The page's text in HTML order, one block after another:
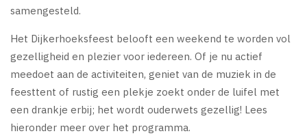
samengesteld.
Het Dijkerhoeksfeest belooft een weekend te worden vol
gezelligheid en plezier voor iedereen. Of je nu actief
meedoet aan de activiteiten, geniet van de muziek in de
feesttent of rustig een plekje zoekt onder de luifel met
een drankje erbij; het wordt ouderwets gezellig! Lees
hieronder meer over het programma.